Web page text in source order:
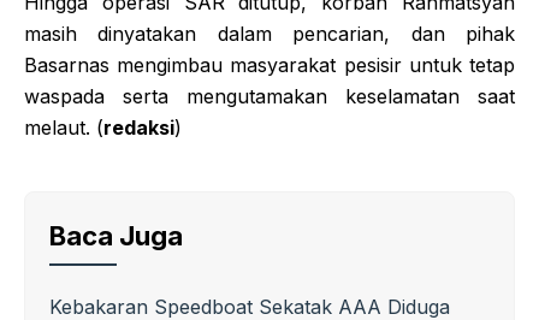
masih dinyatakan dalam pencarian, dan pihak
Basarnas mengimbau masyarakat pesisir untuk tetap
waspada serta mengutamakan keselamatan saat
melaut. (redaksi)
Baca Juga
Kebakaran Speedboat Sekatak AAA Diduga